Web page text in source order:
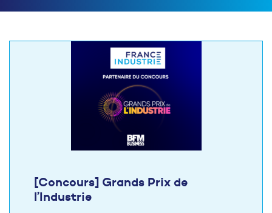
[Concours] Grands Prix de
l’Industrie